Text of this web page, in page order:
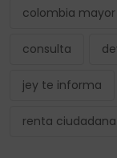
colombia mayor
consulta
jey te informa
renta ciudadana